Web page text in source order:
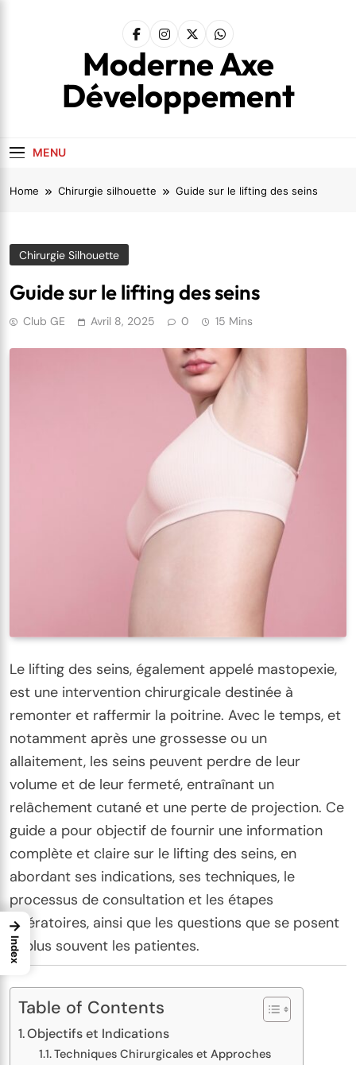
Moderne Axe
Développement
MENU
Home Chirurgie silhouette Guide sur le lifting des seins
Chirurgie Silhouette
Guide sur le lifting des seins
Club GE Avril 8, 2025 0 15 Mins
Le lifting des seins, également appelé mastopexie,
est une intervention chirurgicale destinée à
remonter et raffermir la poitrine. Avec le temps, et
notamment après une grossesse ou un
allaitement, les seins peuvent perdre de leur
volume et de leur fermeté, entraînant un
relâchement cutané et une perte de projection. Ce
guide a pour objectif de fournir une information
complète et claire sur le lifting des seins, en
abordant ses indications, ses techniques, le
processus de consultation et les étapes
opératoires, ainsi que les questions que se posent
le plus souvent les patientes.
Table of Contents
Objectifs et Indications
Techniques Chirurgicales et Approches
→
Index